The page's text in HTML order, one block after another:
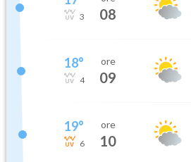
3 08
18°
4
ore
09
19°
6
ore
10